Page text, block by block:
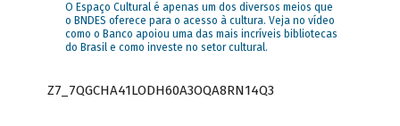
O Espaço Cultural é apenas um dos diversos meios que
o BNDES oferece para o acesso à cultura. Veja no vídeo
como o Banco apoiou uma das mais incríveis bibliotecas
do Brasil e como investe no setor cultural.
Z7_7QGCHA41LODH60A3OQA8RN14Q3